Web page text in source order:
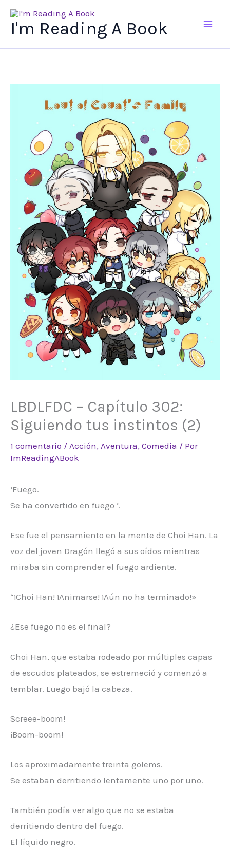
I'm Reading A Book
LBDLFDC – Capítulo 302:
Siguiendo tus instintos (2)
1 comentario / Acción, Aventura, Comedia / Por
ImReadingABook
‘Fuego.
Se ha convertido en fuego ‘.
Ese fue el pensamiento en la mente de Choi Han. La
voz del joven Dragón llegó a sus oídos mientras
miraba sin comprender el fuego ardiente.
“¡Choi Han! ¡Animarse! ¡Aún no ha terminado!»
¿Ese fuego no es el final?
Choi Han, que estaba rodeado por múltiples capas
de escudos plateados, se estremeció y comenzó a
temblar. Luego bajó la cabeza.
Screee-boom!
¡Boom-boom!
Los aproximadamente treinta golems.
Se estaban derritiendo lentamente uno por uno.
También podía ver algo que no se estaba
derritiendo dentro del fuego.
El líquido negro.